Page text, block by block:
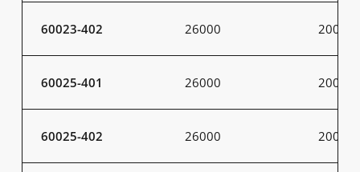
60023-402 26000 200
60025-401 26000 200
60025-402 26000 200